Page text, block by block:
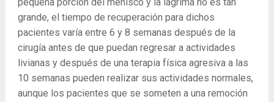
grande, el tiempo de recuperación para dichos
pacientes varía entre 6 y 8 semanas después de la
cirugía antes de que puedan regresar a actividades
livianas y después de una terapia física agresiva a las
10 semanas pueden realizar sus actividades normales,
aunque los pacientes que se someten a una remoción